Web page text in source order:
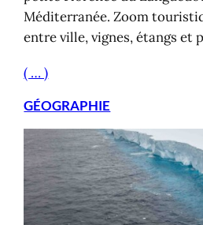
Méditerranée. Zoom
entre ville, vignes, étangs et
( … )
GÉOGRAPHIE